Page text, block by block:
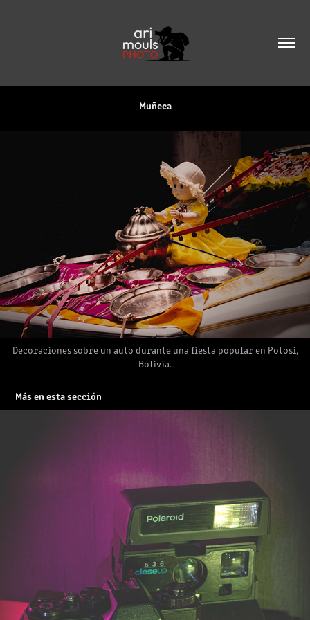
Muñeca
Decoraciones sobre un auto durante una fiesta popular en Potosí,
Bolivia.
Más en esta sección
OLDIES